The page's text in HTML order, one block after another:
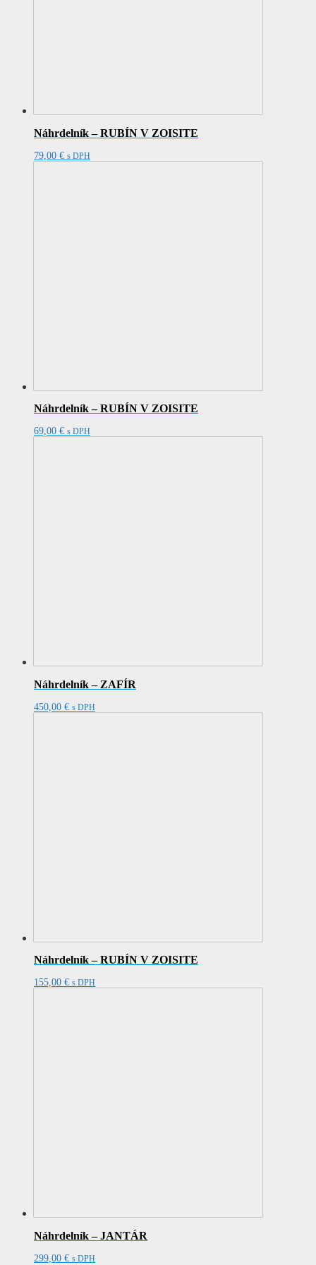
Náhrdelník – RUBÍN V ZOISITE
79,00 € s DPH
Náhrdelník – RUBÍN V ZOISITE
69,00 € s DPH
Náhrdelník – ZAFÍR
450,00 € s DPH
Náhrdelník – RUBÍN V ZOISITE
155,00 € s DPH
Náhrdelník – JANTÁR
299,00 € s DPH